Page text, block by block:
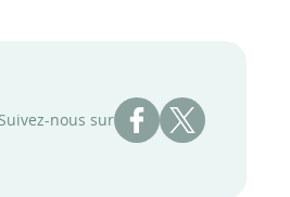
Suivez-nous sur Compte Facebook
Compte X des